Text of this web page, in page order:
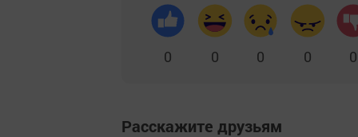
0 0 0 0 0
Расскажите друзьям